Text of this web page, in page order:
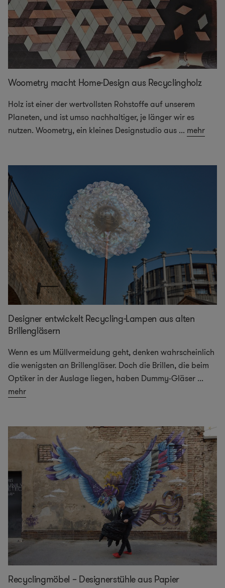
Woometry macht Home-Design aus Recyclingholz
Holz ist einer der wertvollsten Rohstoffe auf unserem
Planeten, und ist umso nachhaltiger, je länger wir es
nutzen. Woometry, ein kleines Designstudio aus ... mehr
Designer entwickelt Recycling-Lampen aus alten
Brillengläsern
Wenn es um Müllvermeidung geht, denken wahrscheinlich
die wenigsten an Brillengläser. Doch die Brillen, die beim
Optiker in der Auslage liegen, haben Dummy-Gläser ...
mehr
Recyclingmöbel – Designerstühle aus Papier